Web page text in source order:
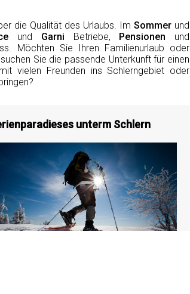
die Qualität des Urlaubs. ImSommer und
und Garni Betriebe, Pensionen und
Möchten Sie Ihren Familienurlaub oder
Sie die passende Unterkunft für einen
vielen Freunden ins Schlerngebiet oder
unterm Schlern